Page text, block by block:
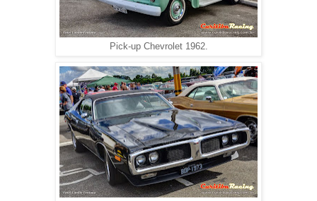
Pick-up Chevrolet 1962.